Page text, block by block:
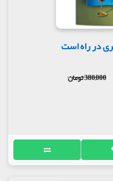
در راه است
380,000 تومان